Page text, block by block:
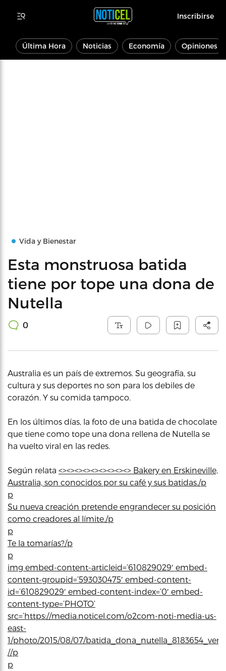
Inscribirse
Última Hora Noticias Economía Opiniones
Vida y Bienestar
Esta monstruosa batida
tiene por tope una dona de
Nutella
0
Australia es un país de extremos. Su geografía, su
cultura y sus deportes no son para los debiles de
corazón. Y su comida tampoco.
En los últimos días, la foto de una batida de chocolate
que tiene como tope una dona rellena de Nutella se
ha vuelto viral en las redes.
Según relata <><><><><><><><><> Bakery en Erskineville,
Australia, son conocidos por su café y sus batidas./p
p
Su nueva creación pretende engrandecer su posición
como creadores al límite./p
p
Te la tomarías?/p
p
img embed-content-articleid=’610829029′ embed-
content-groupid=’593030475′ embed-content-
id=’610829029′ embed-content-index=’0′ embed-
content-type=’PHOTO’
src=’https://media.noticel.com/o2com-noti-media-us-
east-
1/photo/2015/08/07/
//p
p